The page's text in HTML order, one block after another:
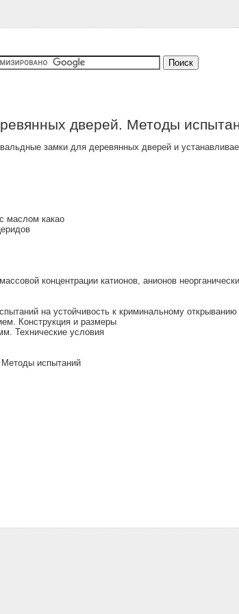
дверей. Методы
замки для деревянных дверей и
маслом какао
концентрации катионов, анионов
на устойчивость к криминальному
Конструкция и размеры
Технические условия
испытаний